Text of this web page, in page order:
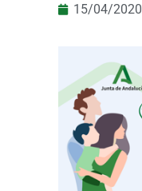
15/04/2020